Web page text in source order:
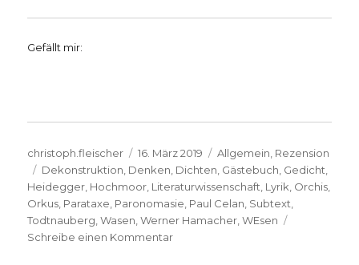
Gefällt mir:
Autor
christoph.fleischer
Veröffentlicht
am
16. März 2019 Kategorien
Allgemein Rezension
Schlagwörter
Dekonstruktion Denken Dichten Gästebuch Gedicht
Heidegger Hochmoor Literaturwissenschaft Lyrik Orchis
Orkus Parataxe Paronomasie Paul Celan Subtext
Todtnauberg ,Wasen ,Werner Hamacher ,WEsen
Schreibe einen Kommentarzu